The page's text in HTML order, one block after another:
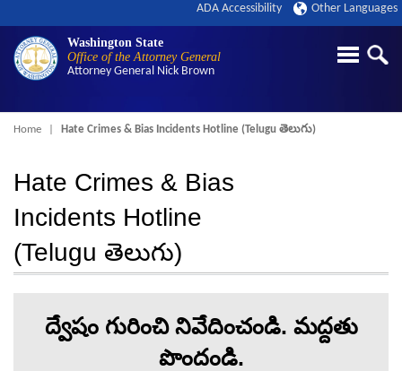
Washington State
Office of the Attorney General
Attorney General Nick Brown
ADA Accessibility Other Languages
Breadcrumb
Home Hate Crimes & Bias Incidents Hotline (Telugu తెలుగు)
Hate Crimes & Bias
Incidents Hotline
(Telugu తెలుగు)
ద్వేషం గురించి నివేదించండి. మద్దతు
పొందండి.